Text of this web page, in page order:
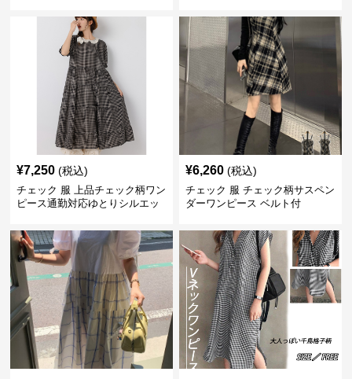
¥7,250 (税込)
チェック 服 上品チェック柄ワン
ピース通勤対応ゆとりシルエッ
¥6,260 (税込)
チェック 服 チェック柄サスペン
ダーワンピース ベルト付